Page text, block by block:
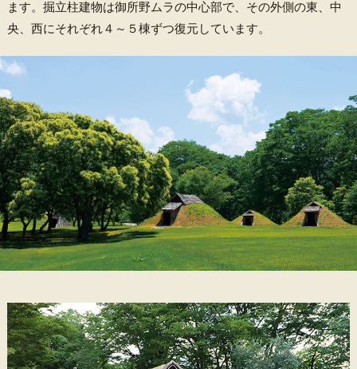
ます。掘立柱建物は御所野ムラの中心部で、その外側の東、中
央、西にそれぞれ４～５棟ずつ復元しています。